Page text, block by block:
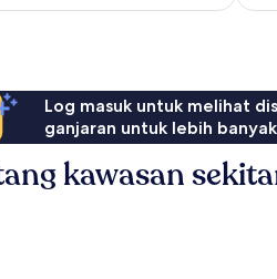
Log masuk untuk melihat
ganjaran untuk lebih
kawasan